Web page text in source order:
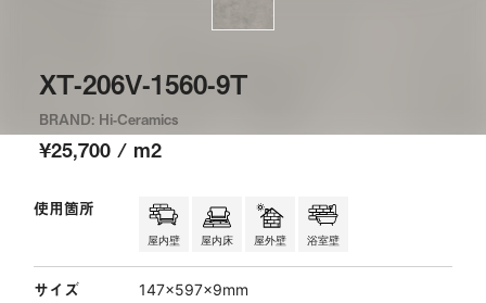
XT-206V-1560-9T
BRAND: Hi-Ceramics
¥25,700 / m2
使用箇所
屋内壁 屋内床 屋外壁 浴室壁
サイズ 147×597×9mm